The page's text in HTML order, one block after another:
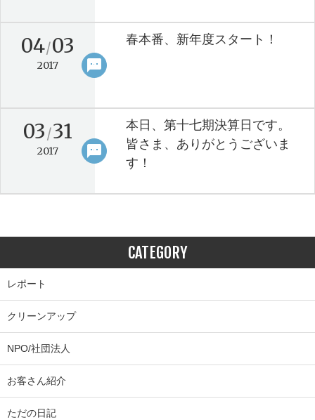
sms
04/03
2017
春本番、新年度スタート！
keyboard_arrow_right
sms
03/31
2017
本日、第十七期決算日です。
皆さま、ありがとうございま
す！
keyboard_arrow_right
CATEGORY
レポート
クリーンアップ
NPO/社団法人
お客さん紹介
ただの日記